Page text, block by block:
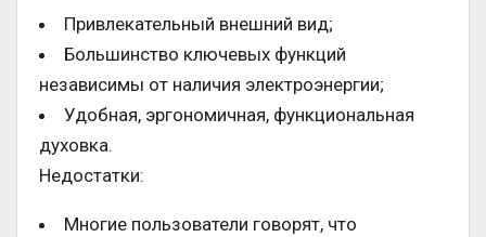
Привлекательный внешний вид;
Большинство ключевых функций
независимы от наличия электроэнергии;
Удобная, эргономичная, функциональная
духовка.
Недостатки:
Многие пользователи говорят, что